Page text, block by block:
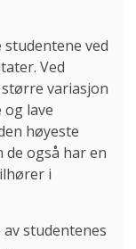
studentene ved
Ved
variasjon
og lave
høyeste
de også har en
i
studentenes